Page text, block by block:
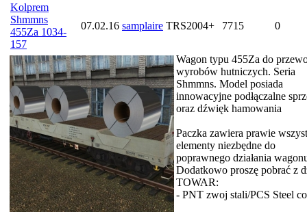
Kolprem
Shmmns
455Za 1034-
157
07.02.16 samplaire TRS2004+ 7715 0
Wagon typu 455Za do
wyrobów hutniczych. Seria
Shmmns. Model posiada
innowacyjne podłączalne
oraz dźwięk hamowania
Paczka zawiera prawie
elementy niezbędne do
poprawnego działania
Dodatkowo proszę pobrać z
TOWAR:
- PNT zwoj stali/PCS Steel